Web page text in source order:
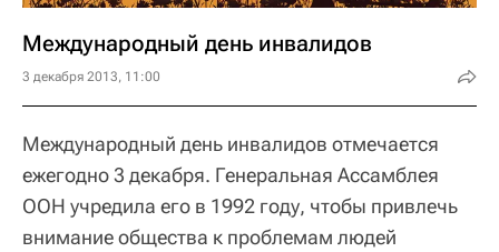
Международный день инвалидов
3 декабря 2013, 11:00
Международный день инвалидов отмечается
ежегодно 3 декабря. Генеральная Ассамблея
ООН учредила его в 1992 году, чтобы привлечь
внимание общества к проблемам людей